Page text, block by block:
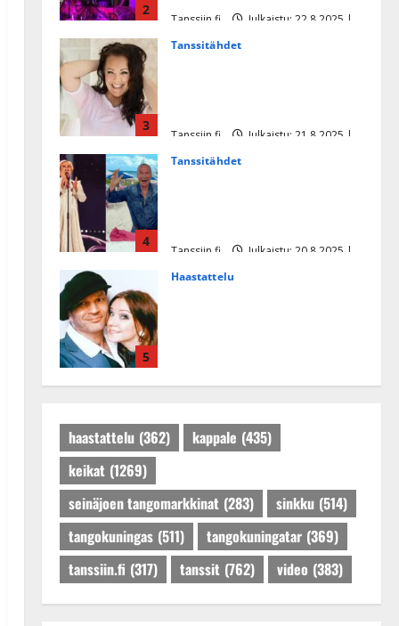
2
Tanssiin.fi
Julkaistu: 22.8.2025 |
3
Tanssitähdet
Tanssiin.fi
Julkaistu: 21.8.2025 |
4
Tanssitähdet
Tanssiin.fi
Julkaistu: 20.8.2025 |
5
Haastattelu
Tanssiin.fi
Julkaistu: 27.4.2025 |
haastattelu (362) kappale (435)
keikat (1269)
seinäjoen tangomarkkinat (283) sinkku (514)
tangokuningas (511) tangokuningatar (369)
tanssiin.fi (317) tanssit (762) video (383)